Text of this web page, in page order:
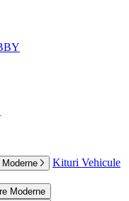
Kituri Vehicule
Moderne